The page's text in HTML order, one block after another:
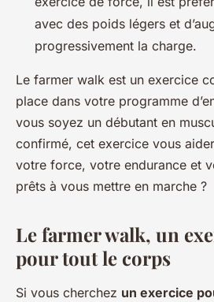
avec des poids légers et
progressivement la charge.
Le farmer walk est un exercice
place dans votre programme
vous soyez un débutant en
confirmé, cet exercice vous
votre force, votre endurance et
prêts à vous mettre en marche ?
Le farmer walk, un
pour tout le corps
Si vous cherchez un exercice